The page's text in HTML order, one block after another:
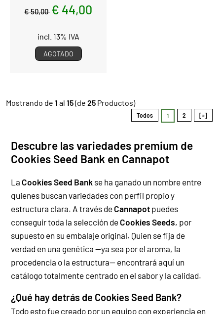
€ 50,00 € 44,00
incl. 13% IVA
AGOTADO
Mostrando de 1 al 15(de 25 Productos)
Todos 1 2 [»]
Descubre las variedades premium de
Cookies Seed Bank en Cannapot
La Cookies Seed Bank se ha ganado un nombre entre
quienes buscan variedades con perfil propio y
estructura clara. A través de Cannapot puedes
conseguir toda la selección de Cookies Seeds, por
supuesto en su embalaje original. Quien se fija de
verdad en una genética —ya sea por el aroma, la
procedencia o la estructura— encontrará aquí un
catálogo totalmente centrado en el sabor y la calidad.
¿Qué hay detrás de Cookies Seed Bank?
Todo esto fue creado por un equipo con experiencia en